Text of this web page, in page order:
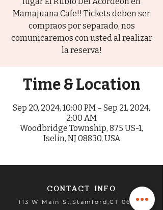
Mamajuana Cafe!! Tickets deben ser
compraos por separado, nos
comunicaremos con usted al realizar
la reserva!
Time & Location
Sep 20, 2024, 10:00 PM – Sep 21, 2024,
2:00 AM
Woodbridge Township, 875 US-1,
Iselin, NJ 08830, USA
CONTACT INFO
113 W Main St,Stamford,CT 06902​